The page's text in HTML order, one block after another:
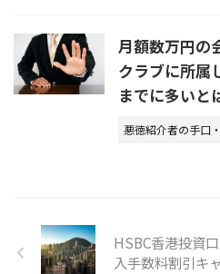
月額数万円の
クラブに所属
までに多いと
悪徳紹介者の手口
HSBC香港投資
入手数料割引キ